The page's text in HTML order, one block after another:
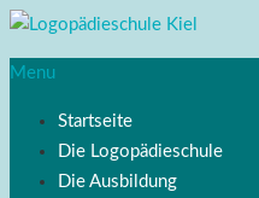
Menu
Startseite
Die Logopädieschule
Die Ausbildung